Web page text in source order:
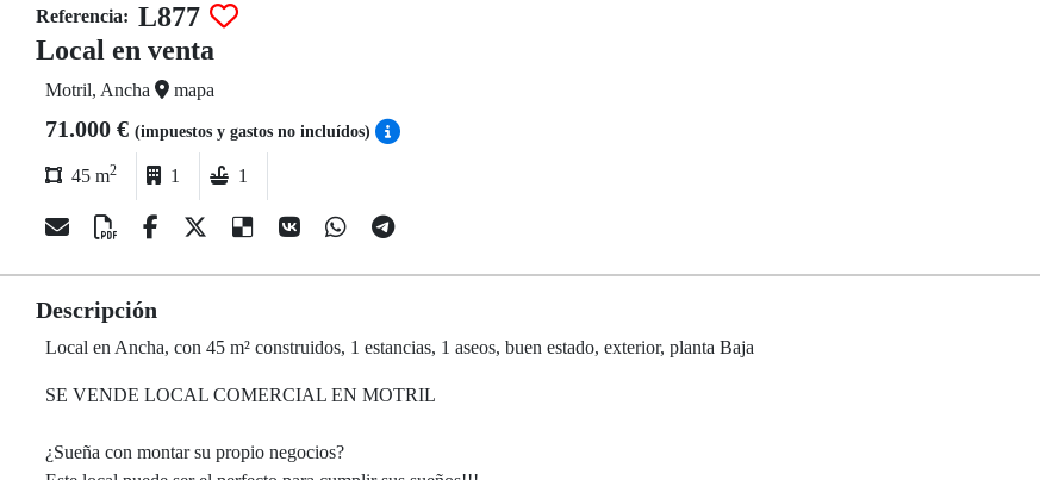
Referencia: L877
Local en venta
Motril, Ancha mapa
71.000 € (impuestos y gastos no incluídos)
45 m2 1 1
Descripción
Local en Ancha, con 45 m² construidos, 1 estancias, 1 aseos, buen estado, exterior, planta Baja
SE VENDE LOCAL COMERCIAL EN MOTRIL
¿Sueña con montar su propio negocios?